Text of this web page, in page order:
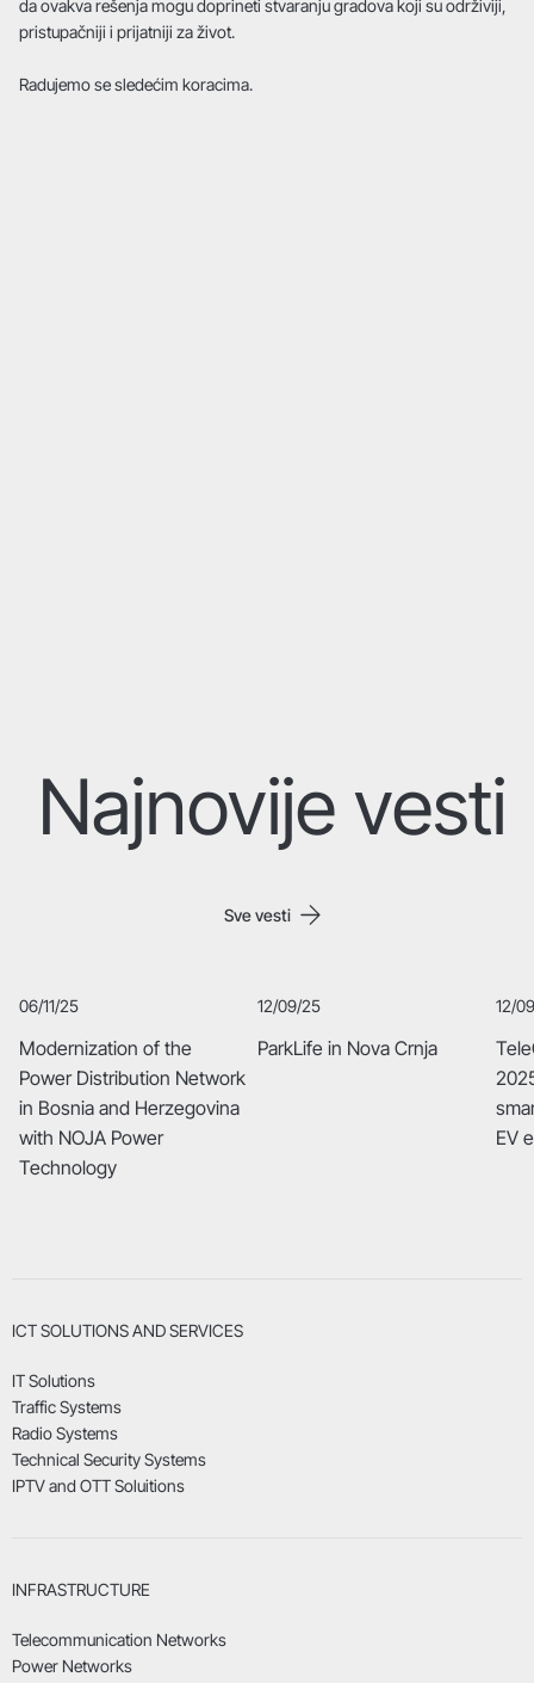
da ovakva rešenja mogu doprineti stvaranju gradova koji su održiviji,
pristupačniji i prijatniji za život.
Radujemo se sledećim koracima.
Najnovije vesti
Modernization of the
Power Distribution Network
in Bosnia and Herzegovina
with NOJA Power
Technology
06/11/25
ParkLife in Nova Crnja
12/09/25
EV
12/
Sve vesti
ICT SOLUTIONS AND SERVICES
IT Solutions
Traffic Systems
Radio Systems
Technical Security Systems
IPTV and OTT Soluitions
INFRASTRUCTURE
Telecommunication Networks
Power Networks